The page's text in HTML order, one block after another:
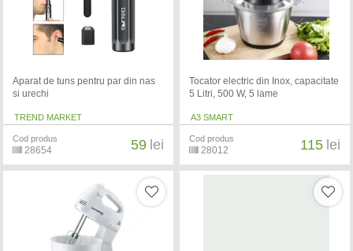
Aparat de tuns pentru par din nas
si urechi
TREND MARKET
Cod produs
28654 59 lei
Tocator electric din Inox, capacitate
5 Litri, 500 W, 5 lame
A3 SMART
Cod produs
28012 115 lei